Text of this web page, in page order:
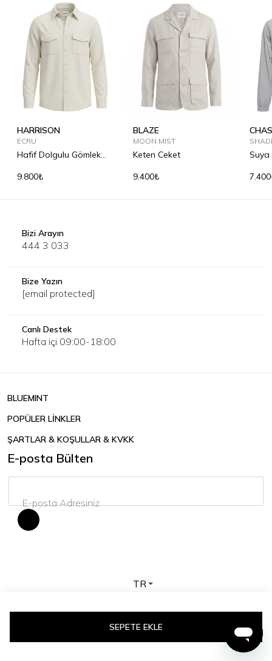
SEPETE EKLE
HARRISON
ECRU
Hafif Dolgulu Gömlek
9.800₺
BLAZE
MOON MIST
Keten Ceket
9.400₺
Suya
Bizi Arayın
444 3 033
Bize Yazın
[email protected]
Canlı Destek
Hafta içi 09:00-18:00
BLUEMINT
POPÜLER LİNKLER
ŞARTLAR & KOŞULLAR & KVKK
E-posta Bülten
TR